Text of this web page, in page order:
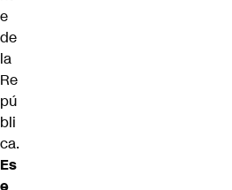
e
de
la
Re
pú
bli
ca.
Es